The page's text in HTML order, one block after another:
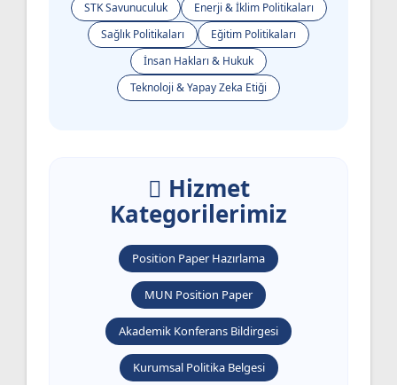
STK Savunuculuk
Enerji & İklim Politikaları
Sağlık Politikaları
Eğitim Politikaları
İnsan Hakları & Hukuk
Teknoloji & Yapay Zeka Etiği
Hizmet
Kategorilerimiz
Position Paper Hazırlama
MUN Position Paper
Akademik Konferans Bildirgesi
Kurumsal Politika Belgesi